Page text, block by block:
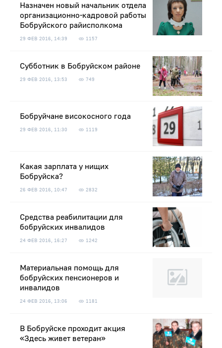
Назначен новый начальник отдела
организационно-кадровой работы
Бобруйского райисполкома
29 ФЕВ 2016, 14:39 1157
Субботник в Бобруйском районе
29 ФЕВ 2016, 13:53 749
Бобруйчане високосного года
29 ФЕВ 2016, 11:30 1119
Какая зарплата у нищих
Бобруйска?
26 ФЕВ 2016, 10:47 2832
Средства реабилитации для
бобруйских инвалидов
24 ФЕВ 2016, 16:27 1242
Материальная помощь для
бобруйских пенсионеров и
инвалидов
24 ФЕВ 2016, 13:06 1181
В Бобруйске проходит акция
«Здесь живет ветеран»